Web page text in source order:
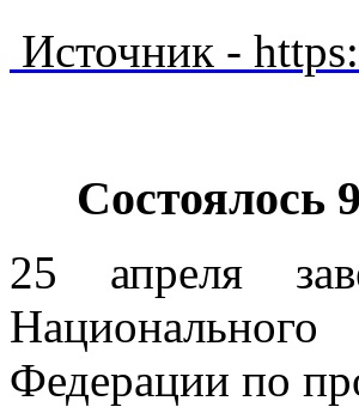
Источник -
Состоялось
25 апреля
Федерации по